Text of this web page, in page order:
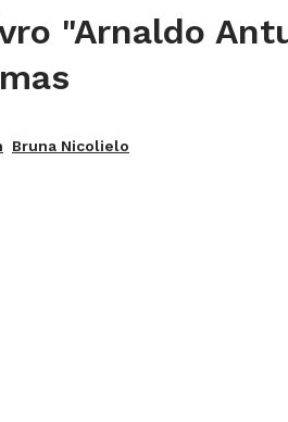
"Arnaldo
Bruna Nicolielo